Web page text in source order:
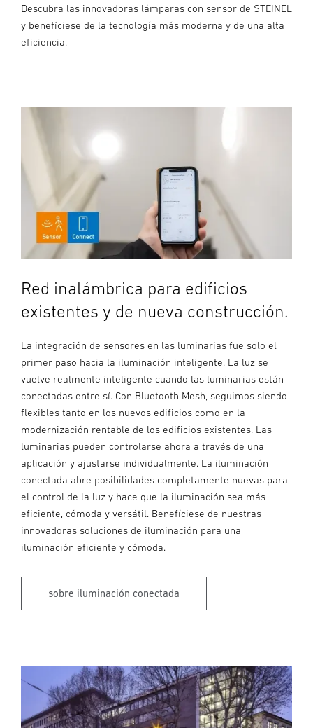
Descubra las innovadoras lámparas con sensor de STEINEL
y benefíciese de la tecnología más moderna y de una alta
eficiencia.
Red inalámbrica para edificios
existentes y de nueva construcción.
La integración de sensores en las luminarias fue solo el
primer paso hacia la iluminación inteligente. La luz se
vuelve realmente inteligente cuando las luminarias están
conectadas entre sí. Con Bluetooth Mesh, seguimos siendo
flexibles tanto en los nuevos edificios como en la
modernización rentable de los edificios existentes. Las
luminarias pueden controlarse ahora a través de una
aplicación y ajustarse individualmente. La iluminación
conectada abre posibilidades completamente nuevas para
el control de la luz y hace que la iluminación sea más
eficiente, cómoda y versátil. Benefíciese de nuestras
innovadoras soluciones de iluminación para una
iluminación eficiente y cómoda.
sobre iluminación conectada